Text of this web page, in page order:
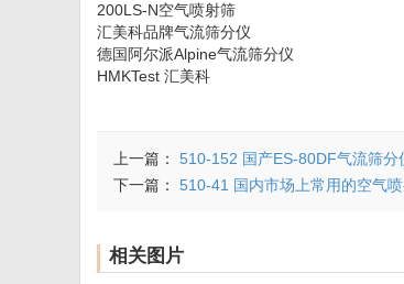
200LS-N空气喷射筛
汇美科品牌气流筛分仪
德国阿尔派Alpine气流筛分仪
HMKTest 汇美科
上一篇： 510-152 国产ES-80DF气流筛分
下一篇： 510-41 国内市场上常用的空气
相关图片